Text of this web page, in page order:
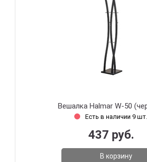
Вешалка Halmar W-50
Есть в наличии 9 шт.
437 руб.
В корзину